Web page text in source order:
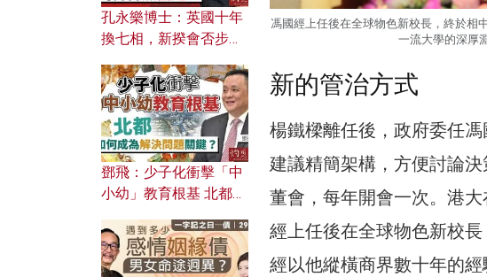
馮國經上任後在全球物色新校長，終於相
一流大學的深厚
新的管治方式
楊鐵樑離任後，政府委任
建議精簡架構，方便討論
董會，每年開會一次。港
經上任後在全球物色新校
經以他縱橫商界數十年的
孔永樂博士：英國十年
換七相，新揆會否步前
濟為何仍然低迷？
鄧飛：少子化衝擊「中
小幼」教育根基 北都如